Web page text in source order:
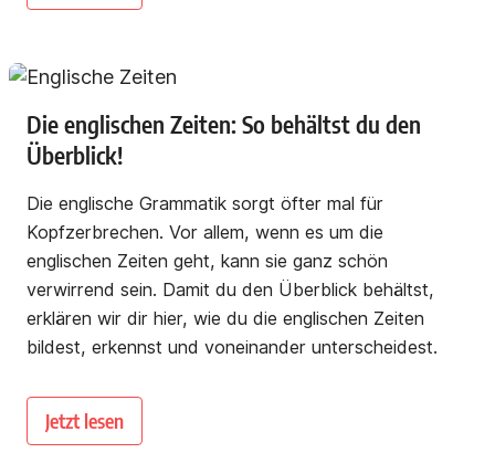
Die englischen Zeiten: So behältst du den
Überblick!
Die englische Grammatik sorgt öfter mal für
Kopfzerbrechen. Vor allem, wenn es um die
englischen Zeiten geht, kann sie ganz schön
verwirrend sein. Damit du den Überblick behältst,
erklären wir dir hier, wie du die englischen Zeiten
bildest, erkennst und voneinander unterscheidest.
Jetzt lesen